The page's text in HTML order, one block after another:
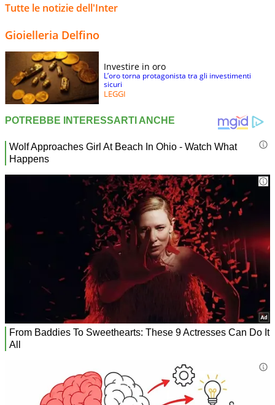
Tutte le notizie dell'Inter
Gioielleria Delfino
Investire in oro
L’oro torna protagonista tra gli investimenti
sicuri
LEGGI